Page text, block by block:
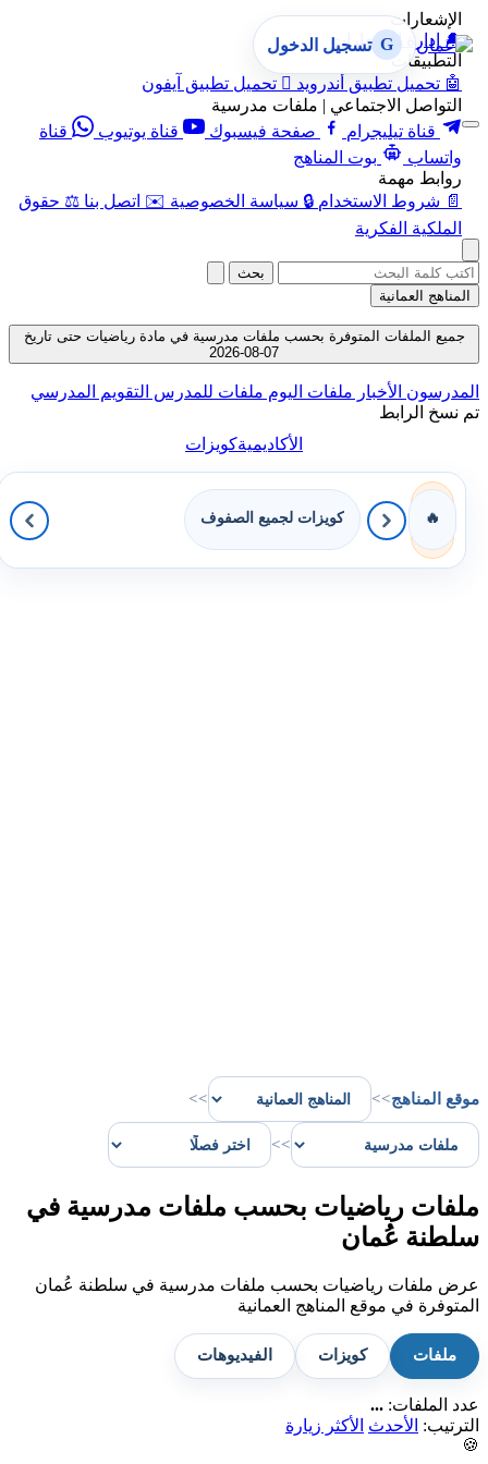
الإشعارات
🔔 إدارة الإشعارات
التطبيقات
🤖 تحميل تطبيق أندرويد  تحميل تطبيق آيفون
التواصل الاجتماعي | ملفات مدرسية
قناة تيليجرام
صفحة فيسبوك قناة يوتيوب
قناة
واتساب
بوت المناهج
روابط مهمة
📄 شروط الاستخدام 🔒 سياسة الخصوصية ✉️ اتصل بنا ⚖️ حقوق
الملكية الفكرية
G تسجيل الدخول
بحث
المناهج العمانية
جميع الملفات المتوفرة بحسب ملفات مدرسية في مادة رياضيات حتى تاريخ
07-08-2026
المدرسون الأخبار ملفات اليوم ملفات للمدرس التقويم المدرسي
تم نسخ الرابط
الأكاديميةكويزات
🔥 كويزات لجميع الصفوف
موقع المناهج>>
>>
>>
ملفات رياضيات بحسب ملفات مدرسية في
سلطنة عُمان
عرض ملفات رياضيات بحسب ملفات مدرسية في سلطنة عُمان
المتوفرة في موقع المناهج العمانية
ملفات كويزات الفيديوهات
عدد الملفات: ...
الترتيب:
الأحدث
الأكثر زيارة
🍪